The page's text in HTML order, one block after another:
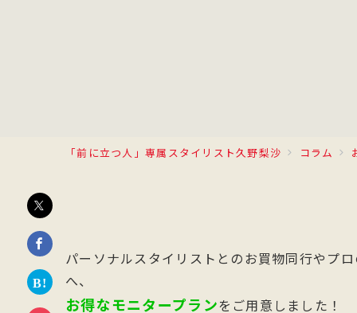
「前に立つ人」専属スタイリスト久野梨沙 コラム
パーソナルスタイリストとのお買物同行やプ
へ、
お得なモニタープランをご用意しました！